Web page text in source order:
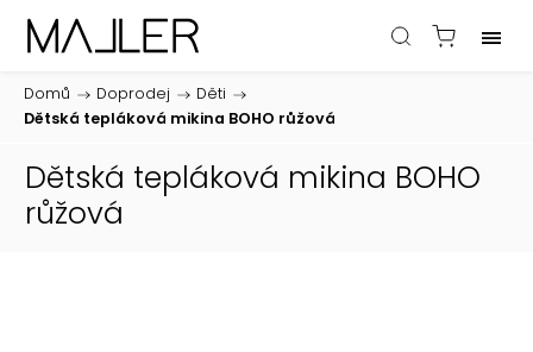
Domů / Doprodej / Děti /
Dětská tepláková mikina BOHO růžová
Dětská tepláková mikina BOHO
růžová